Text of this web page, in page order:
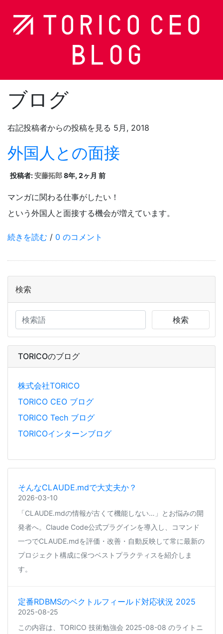
ブログ
右記投稿者からの投稿を見る 5月, 2018
外国人との面接
投稿者:安藤拓郎8年, 2ヶ月 前
マンガに関わる仕事がしたい！
という外国人と面接する機会が増えています。
続きを読む / 0 のコメント
検索
検索
TORICOのブログ
株式会社TORICO
TORICO CEO ブログ
TORICO Tech ブログ
TORICOインターンブログ
そんなCLAUDE.mdで大丈夫か？
2026-03-10
「CLAUDE.mdの情報が古くて機能しない…」とお悩みの開
発者へ。Claude Code公式プラグインを導入し、コマンド
一つでCLAUDE.mdを評価・改善・自動反映して常に最新の
プロジェクト構成に保つベストプラクティスを紹介しま
す。
定番RDBMSのベクトルフィールド対応状況 2025
2025-08-25
この内容は、TORICO 技術勉強会 2025-08-08 のライトニ